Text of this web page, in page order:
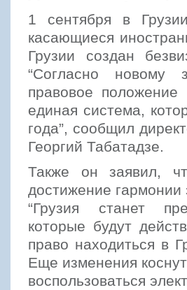
1 сентября в
касающиеся
Грузии создан
“Согласно новому
правовое положение
единая система,
года”, сообщил
Георгий Табатадзе.
Также он заявил,
достижение гармонии
“Грузия станет
которые будут
право находиться в
Еще изменения
воспользоваться